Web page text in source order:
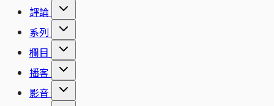
評論
系列
欄目
播客
影音